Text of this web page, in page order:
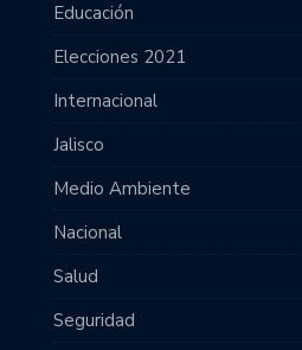
Educación
Elecciones 2021
Internacional
Jalisco
Medio Ambiente
Nacional
Salud
Seguridad